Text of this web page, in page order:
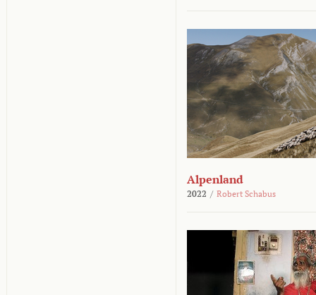
Alpenland
2022 / Robert Schabus